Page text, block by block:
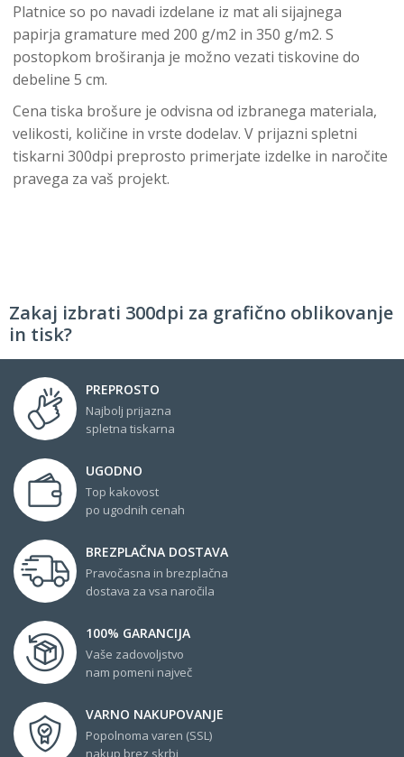
Platnice so po navadi izdelane iz mat ali sijajnega
papirja gramature med 200 g/m2 in 350 g/m2. S
postopkom broširanja je možno vezati tiskovine do
debeline 5 cm.
Cena tiska brošure je odvisna od izbranega materiala,
velikosti, količine in vrste dodelav. V prijazni spletni
tiskarni 300dpi preprosto primerjate izdelke in naročite
pravega za vaš projekt.
Zakaj izbrati 300dpi za grafično oblikovanje
in tisk?
PREPROSTO
Najbolj prijazna
spletna tiskarna
UGODNO
Top kakovost
po ugodnih cenah
BREZPLAČNA DOSTAVA
Pravočasna in brezplačna
dostava za vsa naročila
100% GARANCIJA
Vaše zadovoljstvo
nam pomeni največ
VARNO NAKUPOVANJE
Popolnoma varen (SSL)
nakup brez skrbi